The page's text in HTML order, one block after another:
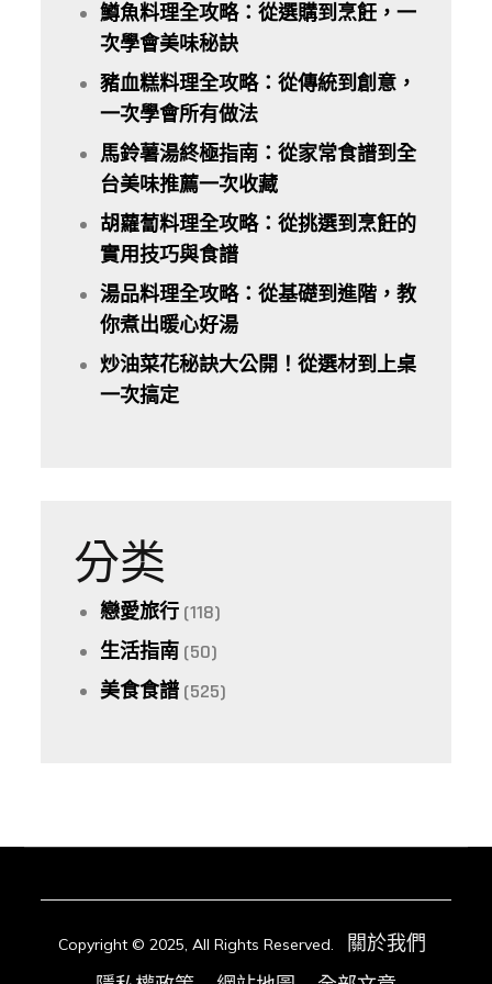
鱒魚料理全攻略：從選購到烹飪，一
次學會美味秘訣
豬血糕料理全攻略：從傳統到創意，
一次學會所有做法
馬鈴薯湯終極指南：從家常食譜到全
台美味推薦一次收藏
胡蘿蔔料理全攻略：從挑選到烹飪的
實用技巧與食譜
湯品料理全攻略：從基礎到進階，教
你煮出暖心好湯
炒油菜花秘訣大公開！從選材到上桌
一次搞定
分类
戀愛旅行 (118)
生活指南 (50)
美食食譜 (525)
Copyright © 2025, All Rights Reserved.
關於我們